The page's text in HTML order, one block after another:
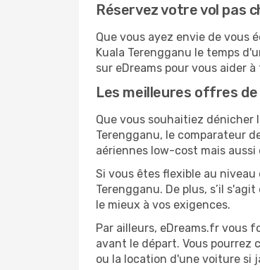
Réservez votre vol pas
Que vous ayez envie de vous
Kuala Terengganu le temps
sur eDreams pour vous aider
Les meilleures offres
Que vous souhaitiez dénicher
Terengganu, le comparateur
aériennes low-cost mais
Si vous êtes flexible au
Terengganu. De plus, s’il
le mieux à vos exigences.
Par ailleurs, eDreams.fr vous
avant le départ. Vous
ou la location d'une voiture si